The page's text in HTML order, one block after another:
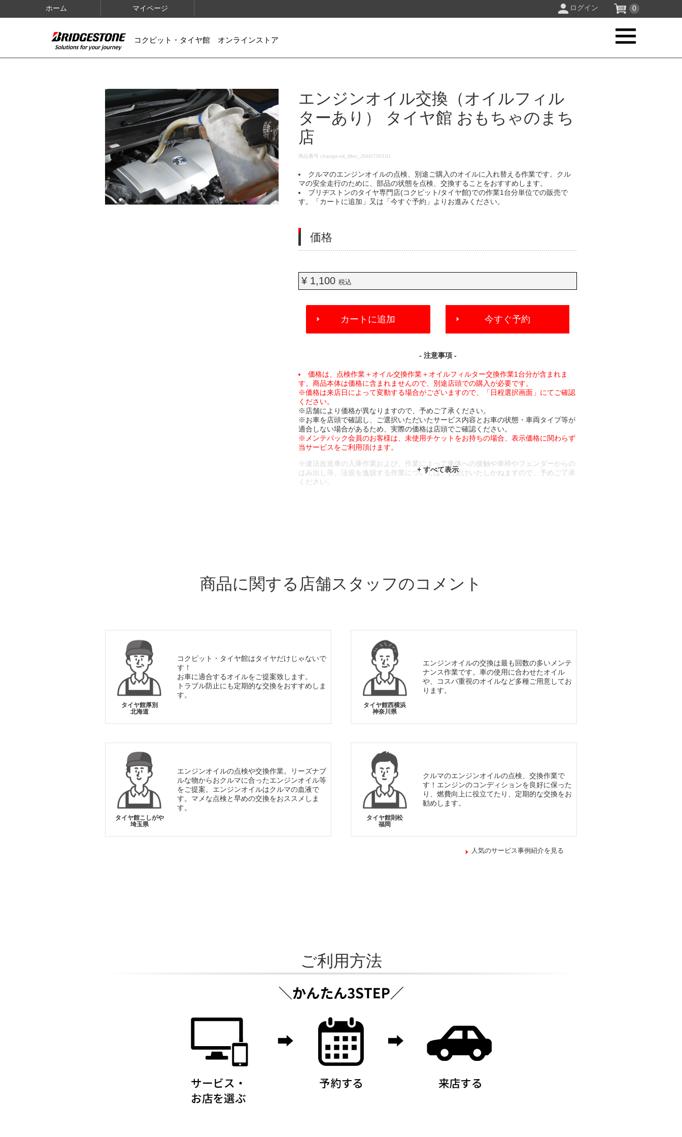
ホーム マイページ ログイン 0
コクピット・タイヤ館 オンラインストア
IMAGES
エンジンオイル交換（オイルフィル
ターあり） タイヤ館 おもちゃのまち
店
DETAILS
商品番号change-oil_filter_JSH2700101
クルマのエンジンオイルの点検、別途ご購入のオイルに入れ替える作業です。クル
マの安全走行のために、部品の状態を点検、交換することをおすすめします。
ブリヂストンのタイヤ専門店(コクピット/タイヤ館)での作業1台分単位での販売で
す。「カートに追加」又は「今すぐ予約」よりお進みください。
価格
¥ 1,100税込
ADD
CART
カートに追加 今すぐ予約
- 注意事項 -
価格は、点検作業＋オイル交換作業＋オイルフィルター交換作業1台分が含まれま
す。商品本体は価格に含まれませんので、別途店頭での購入が必要です。
※価格は来店日によって変動する場合がございますので、「日程選択画面」にてご確認
ください。
※店舗により価格が異なりますので、予めご了承ください。
※お車を店頭で確認し、ご選択いただいたサービス内容とお車の状態・車両タイプ等が
適合しない場合があるため、実際の価格は店頭でご確認ください。
※メンテパック会員のお客様は、未使用チケットをお持ちの場合、表示価格に関わらず
当サービスをご利用頂けます。
※違法改造車の入庫作業および、作業によって車体への接触や車枠やフェンダーからの
はみ出し等、法規を逸脱する作業については、お受けいたしかねますので、予めご了承
ください。
商品に関する店舗スタッフのコメント
タイヤ館厚別
北海道
コクピット・タイヤ館はタイヤだけじゃないで
す！
お車に適合するオイルをご提案致します。
トラブル防止にも定期的な交換をおすすめしま
す。
タイヤ館西横浜
神奈川県
エンジンオイルの交換は最も回数の多いメンテ
ナンス作業です。車の使用に合わせたオイル
や、コスパ重視のオイルなど多種ご用意してお
ります。
タイヤ館こしがや
埼玉県
エンジンオイルの点検や交換作業。リーズナブ
ルな物からおクルマに合ったエンジンオイル等
をご提案。エンジンオイルはクルマの血液で
す。マメな点検と早めの交換をおススメしま
す。
タイヤ館則松
福岡
クルマのエンジンオイルの点検、交換作業で
す！エンジンのコンディションを良好に保った
り、燃費向上に役立てたり、定期的な交換をお
勧めします。
人気のサービス事例紹介を見る
ご利用方法